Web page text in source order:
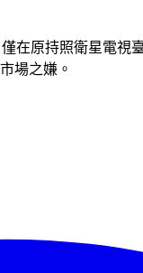
原持照衛星電
場之嫌。